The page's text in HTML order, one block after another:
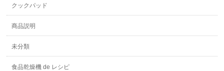
クックパッド
商品説明
未分類
食品乾燥機 de レシピ